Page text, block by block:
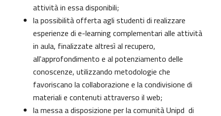
attività in essa disponibili;
la possibilità offerta agli studenti di realizzare
esperienze di e-learning complementari alle attività
in aula, finalizzate altresì al recupero,
all'approfondimento e al potenziamento delle
conoscenze, utilizzando metodologie che
favoriscano la collaborazione e la condivisione di
materiali e contenuti attraverso il web;
la messa a disposizione per la comunità Unipd di